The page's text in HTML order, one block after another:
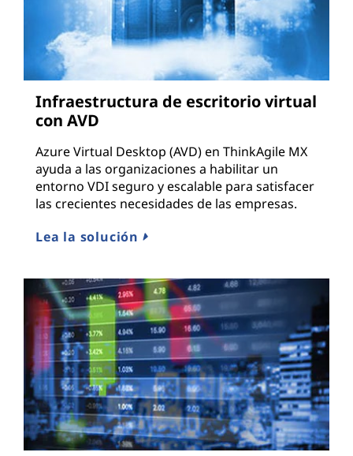
Infraestructura de escritorio virtual
con AVD
Azure Virtual Desktop (AVD) en ThinkAgile MX
ayuda a las organizaciones a habilitar un
entorno VDI seguro y escalable para satisfacer
las crecientes necesidades de las empresas.
Lea la solución